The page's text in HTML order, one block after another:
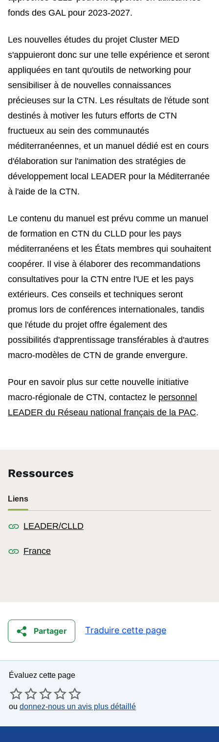
fonds des GAL pour 2023-2027.
Les nouvelles études du projet Cluster MED
s'appuieront donc sur une telle expérience et seront
appliquées en tant qu'outils de networking pour
sensibiliser à de nouvelles connaissances
précieuses sur la CTN. Les résultats de l'étude sont
destinés à motiver les futurs efforts de CTN
fructueux au sein des communautés
méditerranéennes, et un manuel dédié est en cours
d'élaboration sur l'animation des stratégies de
développement local LEADER pour la Méditerranée
à l'aide de la CTN.
Le contenu du manuel est prévu comme un manuel
de formation en CTN du CLLD pour les pays
méditerranéens et les États membres qui souhaitent
coopérer. Il vise à élaborer des recommandations
consultatives pour la CTN entre l'UE et les pays
extérieurs. Ces conseils et techniques seront
promus lors de conférences internationales, tandis
que l'étude du projet offre également des
possibilités d'apprentissage transférables à d'autres
macro-modèles de CTN de grande envergure.
Pour en savoir plus sur cette nouvelle initiative
macro-régionale de CTN, contactez le personnel
LEADER du Réseau national français de la PAC.
Ressources
Liens
LEADER/CLLD
France
Partager Traduire cette page
Évaluez cette page
ou donnez-nous un avis plus détaillé